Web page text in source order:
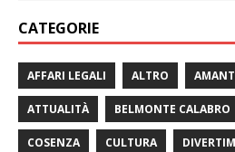
CATEGORIE
AFFARI LEGALI ALTRO
ATTUALITÀ BELMONTE CALABRO
COSENZA CULTURA